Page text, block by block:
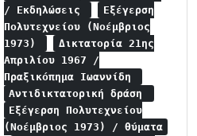
/ Εκδηλώσεις
Εξέγερση
Πολυτεχνείου (Νοέμβριος
1973)
Δικτατορία 21ης
Απριλίου 1967 /
Πραξικόπημα Ιωαννίδη
Αντιδικτατορική δράση
Εξέγερση Πολυτεχνείου
(Νοέμβριος 1973) / θύματα